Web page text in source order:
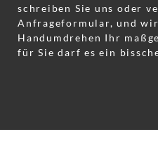
schreiben Sie uns oder
Anfrageformular, und wir
Handumdrehen Ihr
für Sie darf es ein